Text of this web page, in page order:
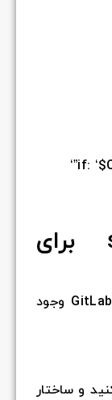
تعیین یک stage برای
به طور کلی سه stage برای GitLab CI/CD وجود
و ساختار